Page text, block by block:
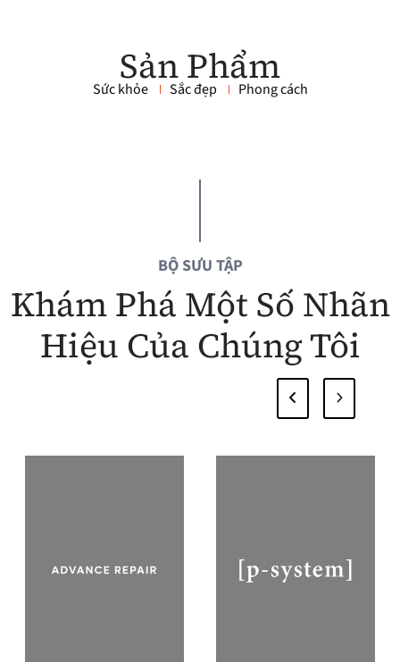
Sản Phẩm
Sức khỏe Sắc đẹp Phong cách
BỘ SƯU TẬP
Khám Phá Một Số Nhãn
Hiệu Của Chúng Tôi